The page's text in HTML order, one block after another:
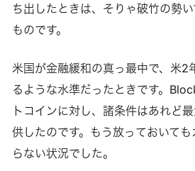
ち出したときは、そりゃ破竹の勢
ものです。
米国が金融緩和の真っ最中で、米2
るような水準だったときです。
トコインに対し、諸条件はあれど
供したのです。もう放っておいて
らない状況でした。